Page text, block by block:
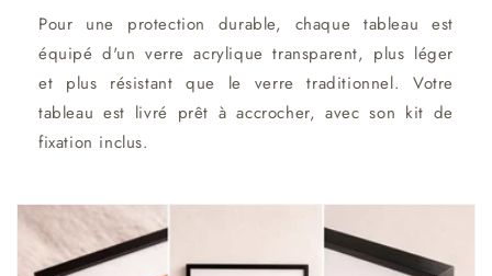
Pour une protection durable, chaque tableau est
équipé d'un verre acrylique transparent, plus léger
et plus résistant que le verre traditionnel. Votre
tableau est livré prêt à accrocher, avec son kit de
fixation inclus.